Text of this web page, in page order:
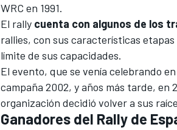
WRC en 1991.
El rally cuenta con algunos de los
rallies, con sus características
límite de sus capacidades.
El evento, que se venía celebrando
campaña 2002, y años más tarde, en
organización decidió volver a sus
Ganadores del Rally de